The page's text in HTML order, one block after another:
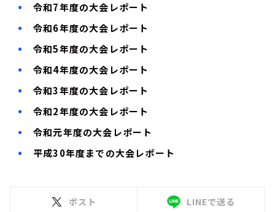
TBS Podcast
お知らせ
イベント・グッズ
YouTube
会社情報
令和7年度の大会レポート
令和6年度の大会レポート
令和5年度の大会レポート
令和4年度の大会レポート
令和3年度の大会レポート
令和2年度の大会レポート
令和元年度の大会レポート
平成30年度までの大会レポート
ポスト LINEで送る